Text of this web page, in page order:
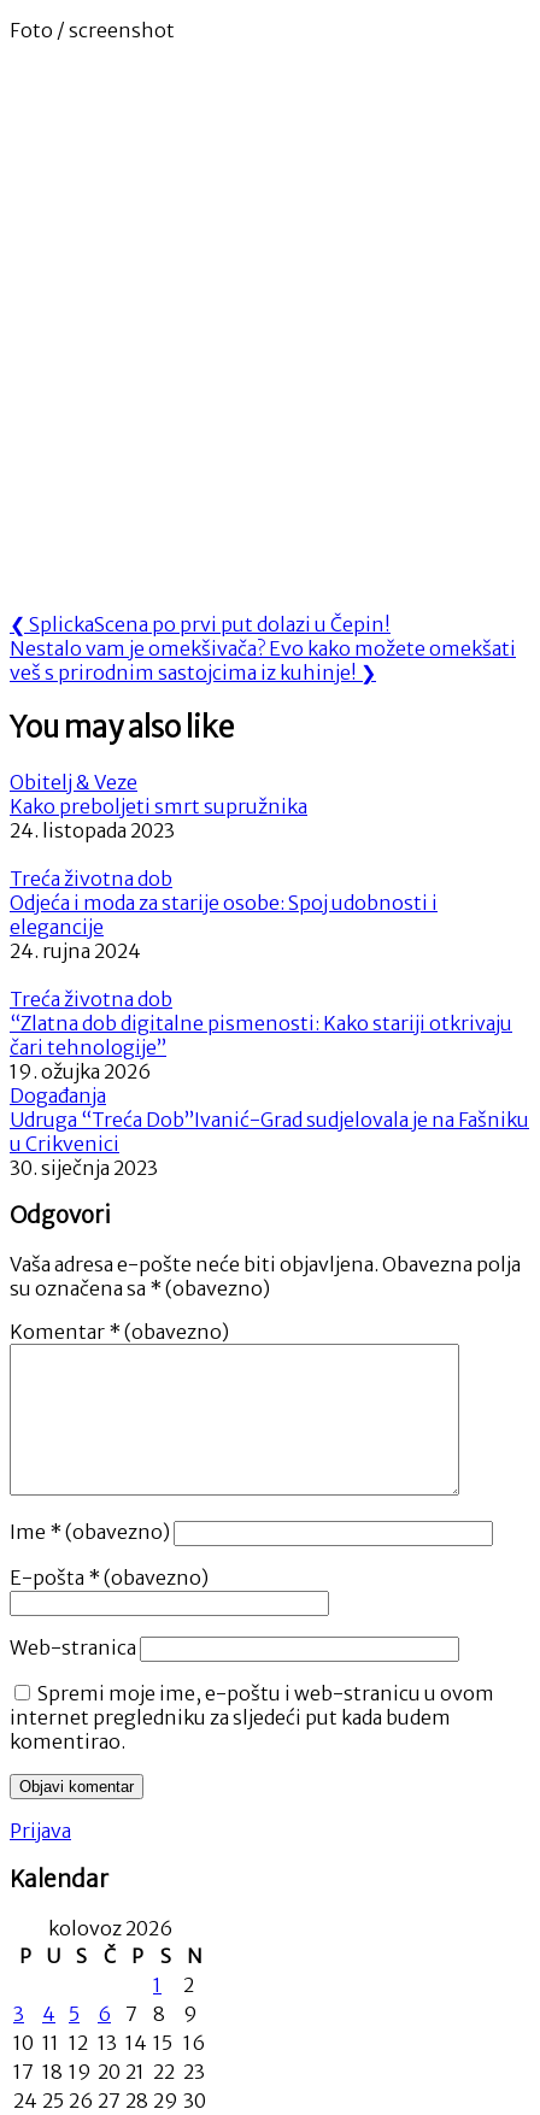
Foto / screenshot
Navigacija
objava
❮ Previous
Post:
SplickaScena po prvi put dolazi u Čepin!
Next
Post:
Nestalo vam je omekšivača? Evo kako možete omekšati
veš s prirodnim sastojcima iz kuhinje! ❯
You may also like
Obitelj & Veze
Kako preboljeti smrt supružnika
24. listopada 2023
Treća životna dob
Odjeća i moda za starije osobe: Spoj udobnosti i
elegancije
24. rujna 2024
Treća životna dob
“Zlatna dob digitalne pismenosti: Kako stariji otkrivaju
čari tehnologije”
19. ožujka 2026
Događanja
Udruga “Treća Dob”Ivanić-Grad sudjelovala je na Fašniku
u Crikvenici
30. siječnja 2023
Odgovori
Vaša adresa e-pošte neće biti objavljena. Obavezna polja
su označena sa * (obavezno)
Komentar * (obavezno)
Ime * (obavezno)
E-pošta * (obavezno)
Web-stranica
Spremi moje ime, e-poštu i web-stranicu u ovom
internet pregledniku za sljedeći put kada budem
komentirao.
Prijava
Kalendar
kolovoz 2026
P
U S Č P S
N
1
2
3
4 5 6 7 8
9
10 11 12 13 14 15 16
17 18 19 20 21 22 23
24 25 26 27 28 29 30